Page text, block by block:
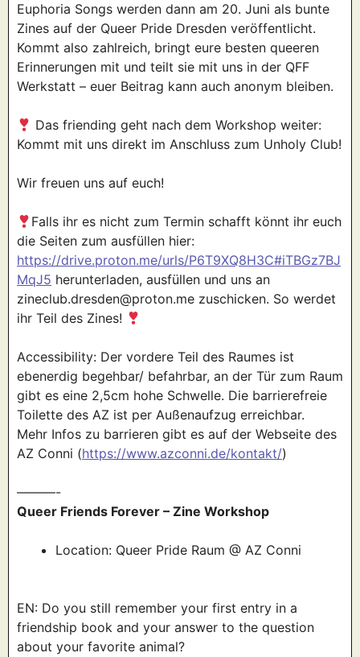
Euphoria Songs werden dann am 20. Juni als bunte
Zines auf der Queer Pride Dresden veröffentlicht.
Kommt also zahlreich, bringt eure besten queeren
Erinnerungen mit und teilt sie mit uns in der QFF
Werkstatt – euer Beitrag kann auch anonym bleiben.
Das friending geht nach dem Workshop weiter:
Kommt mit uns direkt im Anschluss zum Unholy Club!
Wir freuen uns auf euch!
Falls ihr es nicht zum Termin schafft könnt ihr euch
die Seiten zum ausfüllen hier:
https://drive.proton.me/urls/P6T9XQ8H3C#iTBGz7BJ
MqJ5 herunterladen, ausfüllen und uns an
zineclub.dresden@proton.me zuschicken. So werdet
ihr Teil des Zines!
Accessibility: Der vordere Teil des Raumes ist
ebenerdig begehbar/ befahrbar, an der Tür zum Raum
gibt es eine 2,5cm hohe Schwelle. Die barrierefreie
Toilette des AZ ist per Außenaufzug erreichbar.
Mehr Infos zu barrieren gibt es auf der Webseite des
AZ Conni (https://www.azconni.de/kontakt/)
———-
Queer Friends Forever – Zine Workshop
Location: Queer Pride Raum @ AZ Conni
EN: Do you still remember your first entry in a
friendship book and your answer to the question
about your favorite animal?